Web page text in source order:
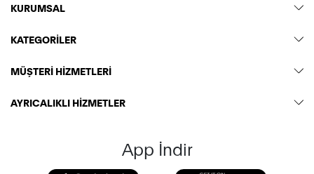
KURUMSAL
KATEGORİLER
MÜŞTERİ HİZMETLERİ
AYRICALIKLI HİZMETLER
App İndir